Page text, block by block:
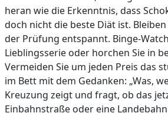
heran wie die Erkenntnis, dass
doch nicht die beste Diät ist.
der Prüfung entspannt. Binge-
Lieblingsserie oder horchen Sie in
Vermeiden Sie um jeden Preis das
im Bett mit dem Gedanken: „Was,
Kreuzung zeigt und fragt, ob das
Einbahnstraße oder eine